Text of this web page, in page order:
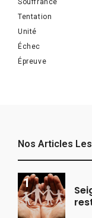
Souffrance
Tentation
Unité
Échec
Épreuve
Nos Articles